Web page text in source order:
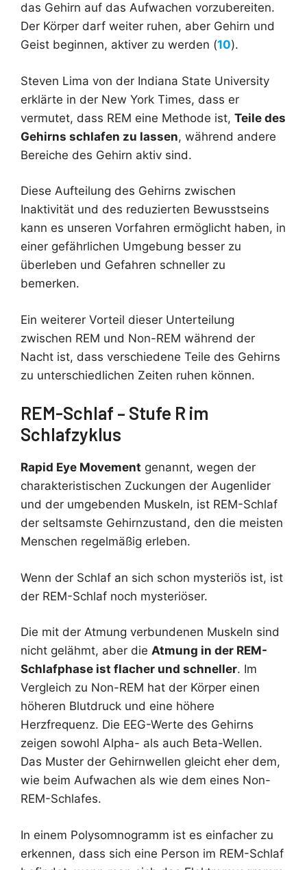
das Gehirn auf das Aufwachen vorzubereiten.
Der Körper darf weiter ruhen, aber Gehirn und
Geist beginnen, aktiver zu werden (10).
Steven Lima von der Indiana State University
erklärte in der New York Times, dass er
vermutet, dass REM eine Methode ist, Teile des
Gehirns schlafen zu lassen, während andere
Bereiche des Gehirn aktiv sind.
Diese Aufteilung des Gehirns zwischen
Inaktivität und des reduzierten Bewusstseins
kann es unseren Vorfahren ermöglicht haben, in
einer gefährlichen Umgebung besser zu
überleben und Gefahren schneller zu
bemerken.
Ein weiterer Vorteil dieser Unterteilung
zwischen REM und Non-REM während der
Nacht ist, dass verschiedene Teile des Gehirns
zu unterschiedlichen Zeiten ruhen können.
REM-Schlaf – Stufe R im
Schlafzyklus
Rapid Eye Movement genannt, wegen der
charakteristischen Zuckungen der Augenlider
und der umgebenden Muskeln, ist REM-Schlaf
der seltsamste Gehirnzustand, den die meisten
Menschen regelmäßig erleben.
Wenn der Schlaf an sich schon mysteriös ist, ist
der REM-Schlaf noch mysteriöser.
Die mit der Atmung verbundenen Muskeln sind
nicht gelähmt, aber die Atmung in der REM-
Schlafphase ist flacher und schneller. Im
Vergleich zu Non-REM hat der Körper einen
höheren Blutdruck und eine höhere
Herzfrequenz. Die EEG-Werte des Gehirns
zeigen sowohl Alpha- als auch Beta-Wellen.
Das Muster der Gehirnwellen gleicht eher dem,
wie beim Aufwachen als wie dem eines Non-
REM-Schlafes.
In einem Polysomnogramm ist es einfacher zu
erkennen, dass sich eine Person im REM-Schlaf